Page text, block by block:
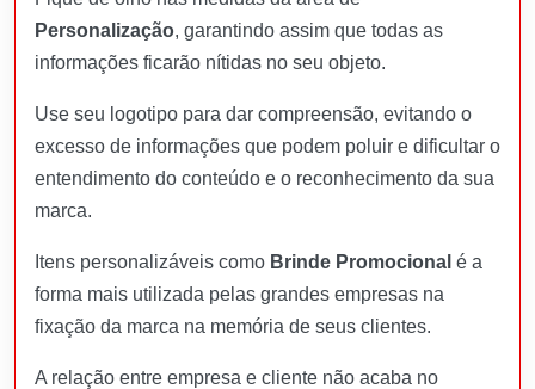
Personalização, garantindo assim que todas as
informações ficarão nítidas no seu objeto.
Use seu logotipo para dar compreensão, evitando o
excesso de informações que podem poluir e dificultar o
entendimento do conteúdo e o reconhecimento da sua
marca.
Itens personalizáveis como Brinde Promocional é a
forma mais utilizada pelas grandes empresas na
fixação da marca na memória de seus clientes.
A relação entre empresa e cliente não acaba no